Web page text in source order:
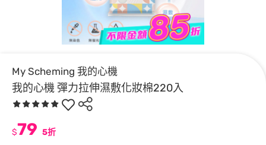
My Scheming 我的心機
我的心機 彈力拉伸濕敷化妝棉220入
$79 5折